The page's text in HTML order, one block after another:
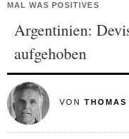
MAL WAS POSITIVES
Argentinien:
aufgehoben
VON THOMAS